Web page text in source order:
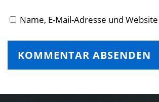
Name, E-Mail-Adresse und